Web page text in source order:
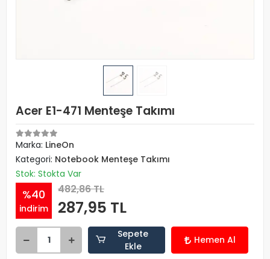
Acer E1-471 Menteşe Takımı
Marka: LineOn
Kategori: Notebook Menteşe Takımı
Stok: Stokta Var
%40
indirim
482,86 TL
287,95 TL
Sepete
Ekle
Hemen Al